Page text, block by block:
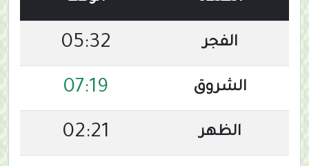
الفجر 05:32
الشروق 07:19
الظهر 02:21